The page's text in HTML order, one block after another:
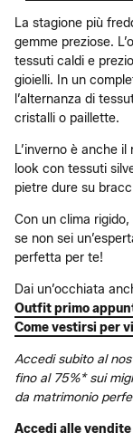
La stagione più
gemme preziose.
tessuti caldi e
gioielli. In un
l’alternanza di
cristalli o paillette.
L’inverno è anche
look con tessuti
pietre dure su
Con un clima
se non sei
perfetta per te!
Dai un’occhiata
Outfit primo
Come vestirsi per
Accedi subito al
fino al 75%* sui
da matrimonio
Accedi alle vendite